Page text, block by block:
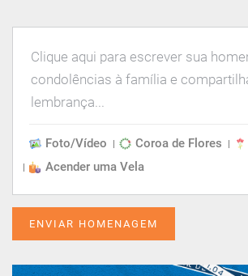
Foto/Vídeo Coroa de Flores
Acender uma Vela
ENVIAR HOMENAGEM